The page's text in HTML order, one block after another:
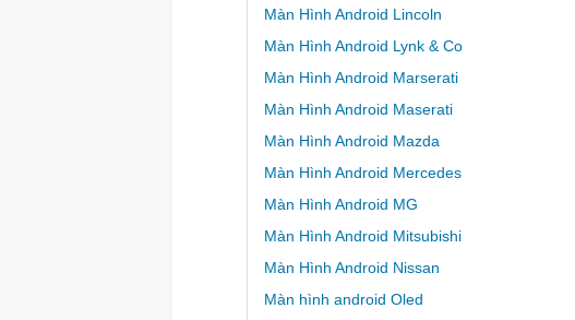
Màn Hình Android Lincoln
Màn Hình Android Lynk & Co
Màn Hình Android Marserati
Màn Hình Android Maserati
Màn Hình Android Mazda
Màn Hình Android Mercedes
Màn Hình Android MG
Màn Hình Android Mitsubishi
Màn Hình Android Nissan
Màn hình android Oled